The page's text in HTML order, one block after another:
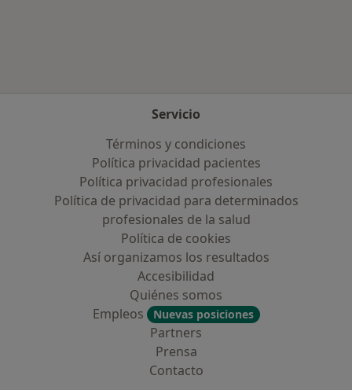
Servicio
Términos y condiciones
Política privacidad pacientes
Política privacidad profesionales
Política de privacidad para determinados
profesionales de la salud
Política de cookies
Así organizamos los resultados
Accesibilidad
Quiénes somos
Empleos
Nuevas posiciones
Partners
Prensa
Contacto